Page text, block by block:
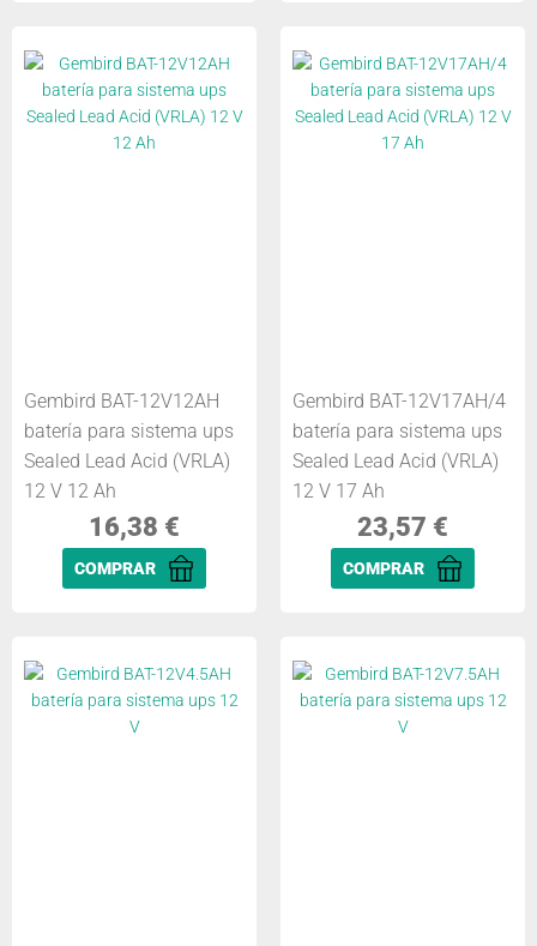
Gembird BAT-12V12AH
batería para sistema ups
Sealed Lead Acid (VRLA)
12 V 12 Ah
16,38 €
COMPRAR
Gembird BAT-12V17AH/4
batería para sistema ups
Sealed Lead Acid (VRLA)
12 V 17 Ah
23,57 €
COMPRAR